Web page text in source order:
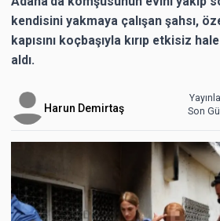
kendisini yakmaya çalışan şahsı,
kapısını koçbaşıyla kırıp etkisiz
aldı.
Harun Demirtaş
Son